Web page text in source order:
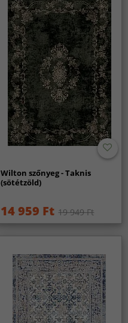
Wilton szőnyeg - Taknis
(sötétzöld)
14 959 Ft 19 949 Ft